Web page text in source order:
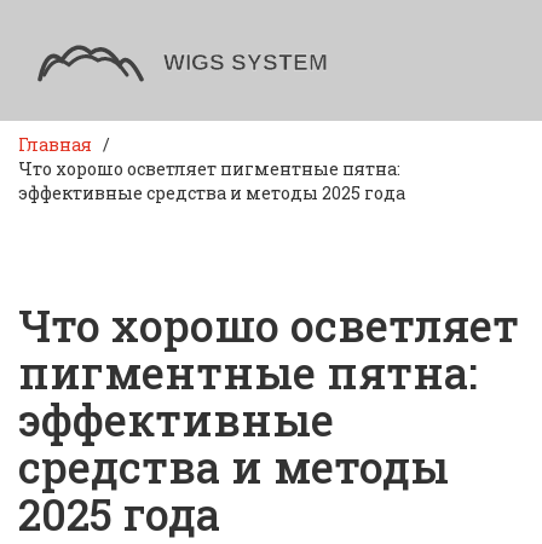
Главная
Что хорошо осветляет пигментные пятна:
эффективные средства и методы 2025 года
Что хорошо осветляет
пигментные пятна:
эффективные
средства и методы
2025 года